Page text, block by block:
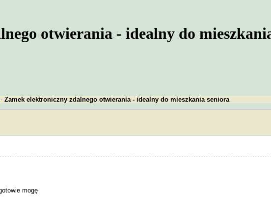
otwierania - idealny do
Zamek elektroniczny zdalnego otwierania - idealny do mieszkania seniora
mogę